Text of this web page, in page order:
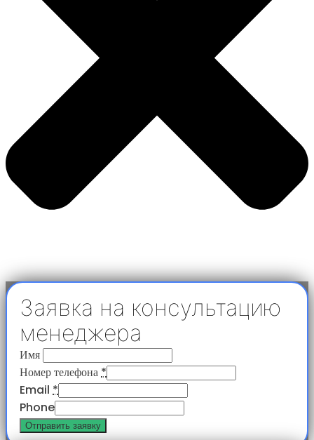
Заявка на консультацию
менеджера
Имя
Номер телефона *
Email *
Phone
Отправить заявку